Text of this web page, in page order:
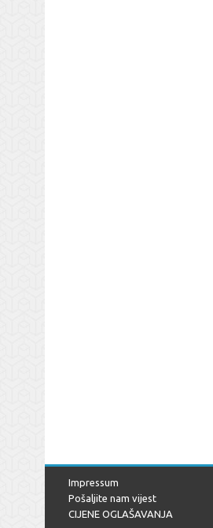
Impressum
Pošaljite nam vijest
CIJENE OGLAŠAVANJA